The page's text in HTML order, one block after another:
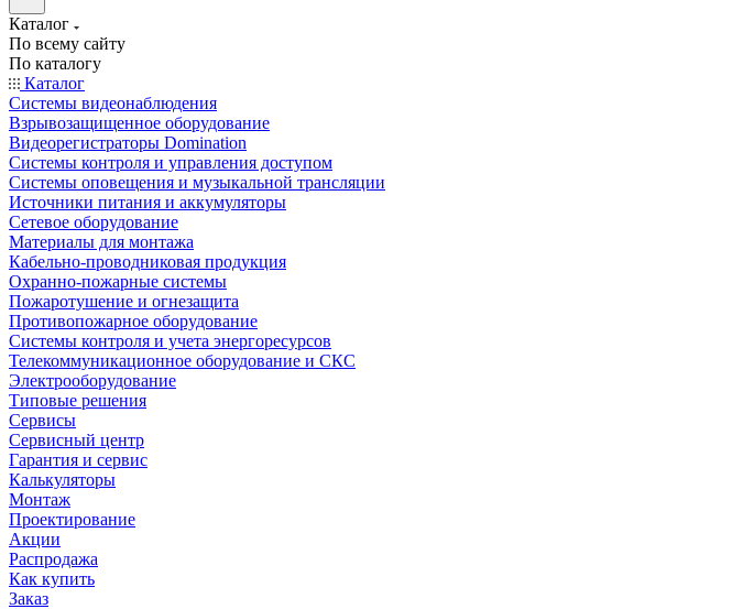
Каталог
По всему сайту
По каталогу
Каталог
Системы видеонаблюдения
Взрывозащищенное оборудование
Видеорегистраторы Domination
Системы контроля и управления доступом
Системы оповещения и музыкальной трансляции
Источники питания и аккумуляторы
Сетевое оборудование
Материалы для монтажа
Кабельно-проводниковая продукция
Охранно-пожарные системы
Пожаротушение и огнезащита
Противопожарное оборудование
Системы контроля и учета энергоресурсов
Телекоммуникационное оборудование и СКС
Электрооборудование
Типовые решения
Сервисы
Сервисный центр
Гарантия и сервис
Калькуляторы
Монтаж
Проектирование
Акции
Распродажа
Как купить
Заказ